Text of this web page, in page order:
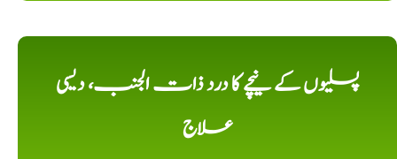
پسلیوں کے نیچے کا درد ذات الجنب، دیسی
علاج